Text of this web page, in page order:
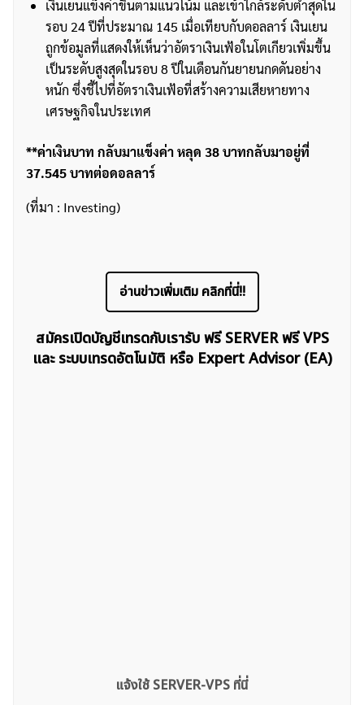
ค้นหา
สำหรับ:
เงินเยนแข็งค่าขึ้นตามแนวโน้ม และเข้าใกล้ระดับต่ำสุดใน
รอบ 24 ปีที่ประมาณ 145 เมื่อเทียบกับดอลลาร์ เงินเยน
ถูกข้อมูลที่แสดงให้เห็นว่าอัตราเงินเฟ้อในโตเกียวเพิ่มขึ้น
เป็นระดับสูงสุดในรอบ 8 ปีในเดือนกันยายนกดดันอย่าง
หนัก ซึ่งชี้ไปที่อัตราเงินเฟ้อที่สร้างความเสียหายทาง
เศรษฐกิจในประเทศ
**ค่าเงินบาท กลับมาแข็งค่า หลุด 38 บาทกลับมาอยู่ที่
37.545 บาทต่อดอลลาร์
(ที่มา : Investing)
อ่านข่าวเพิ่มเติม คลิกที่นี่!!
สมัครเปิดบัญชีเทรดกับเรารับ ฟรี SERVER ฟรี VPS
และ ระบบเทรดอัตโนมัติ หรือ Expert Advisor (EA)
แจ้งใช้ SERVER-VPS ที่นี่